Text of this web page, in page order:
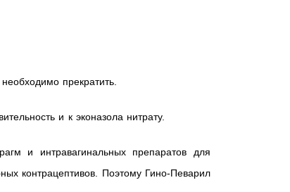
прекратить.
и к эконазола нитрату.
и интравагинальных препаратов для
контрацептивов. Поэтому Гино-Певарил